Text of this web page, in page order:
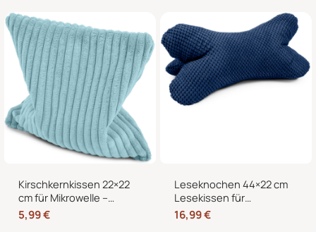
waschbarem Bezug und
weicher Füllung
Kirschkernkissen 22×22
cm für Mikrowelle –
Körnerkissen als
Wärmekissen und
5,99€
Leseknochen 44×22 cm
Lesekissen für
Erwachsene –
Nackenkissen in
16,99€